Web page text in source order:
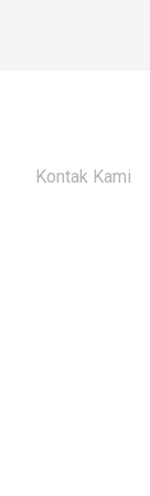
Kontak Kami